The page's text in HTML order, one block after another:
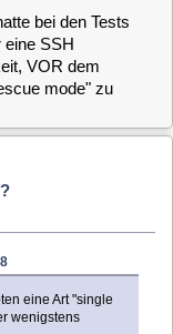
root
dass
weiß ich
drin